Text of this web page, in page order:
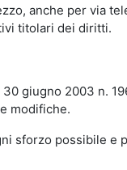
anche per via
titolari dei diritti.
giugno 2003 n.
modifiche.
sforzo possibile